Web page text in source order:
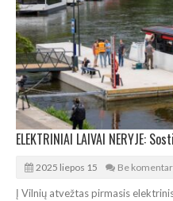
2025 liepos 15 Be
Į Vilnių atvežtas pirmasis